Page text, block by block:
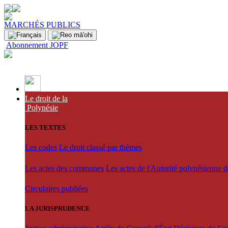
MARCHÉS PUBLICS
Abonnement JOPF
Le droit de la
Polynésie
LES TEXTES
Les codes Le droit classé par thèmes
Les actes des communes Les actes de l'Autorité polynésienne
Circulaires publiées
LA JURISPRUDENCE